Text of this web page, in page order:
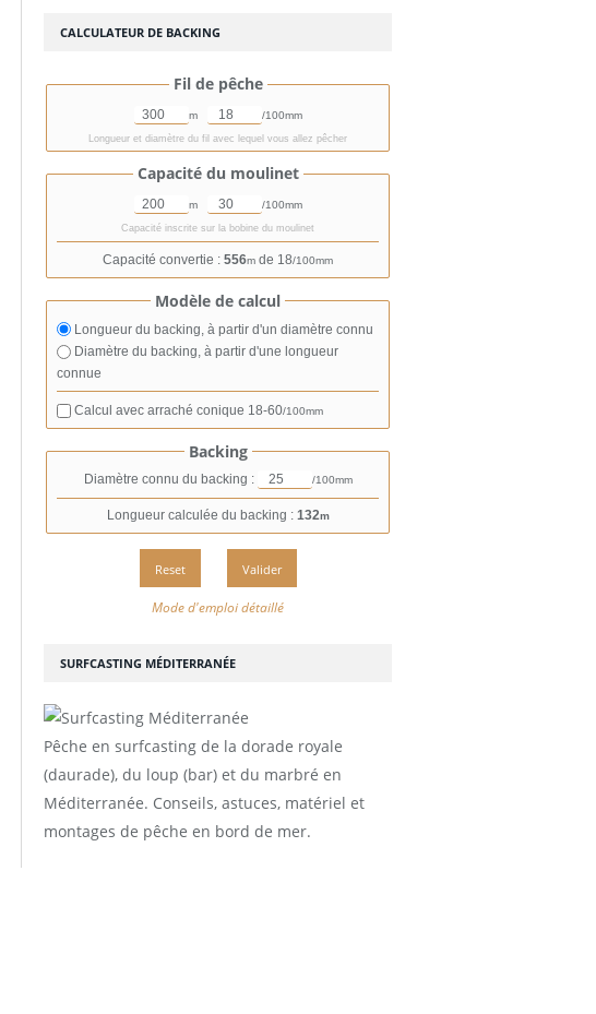
SURFCASTING MÉDITERRANÉE
Pêche en surfcasting de la dorade royale
(daurade), du loup (bar) et du marbré en
Méditerranée. Conseils, astuces, matériel et
montages de pêche en bord de mer.
CALCULATEUR DE BACKING
Fil de pêche
m /100mm
Longueur et diamètre du fil avec lequel vous allez pêcher
Capacité du moulinet
m /100mm
Capacité inscrite sur la bobine du moulinet
Capacité convertie : 556m de 18/100mm
Modèle de calcul
Longueur du backing, à partir d'un diamètre connu
Diamètre du backing, à partir d'une longueur
connue
Calcul avec arraché conique 18-60/100mm
Backing
Diamètre connu du backing : /100mm
Longueur calculée du backing : 132m
Mode d'emploi détaillé